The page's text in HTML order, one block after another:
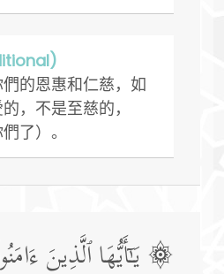
的恩惠和仁慈，如
，不是至慈的，
了）。
۞ یَـٰۤأَیُّهَا ٱلَّذِینَ